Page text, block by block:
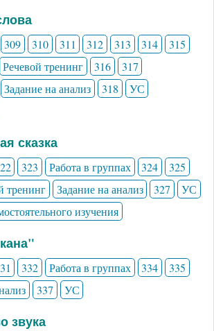
309 310 311 312 313 314
315
Речевой тренинг 316
317
Задание на анализ 318
УС
сказка
323 Работа в группах 324
325
тренинг Задание на анализ 327
УС
изучения
332 Работа в группах 334
335
337 УС
звука